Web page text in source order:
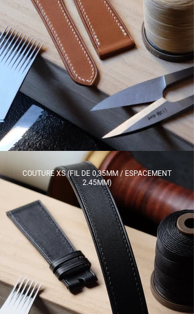
COUTURE XS (FIL DE 0,35MM / ESPACEMENT
2.45MM)​